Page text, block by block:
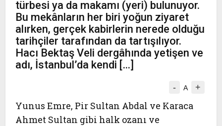
türbesi ya da makamı (yeri) bulunuyor.
Bu mekânların her biri yoğun ziyaret
alırken, gerçek kabirlerin nerede olduğu
tarihçiler tarafından da tartışılıyor.
Hacı Bektaş Veli dergâhında yetişen ve
adı, İstanbul’da kendi […]
- A +
Yunus Emre, Pir Sultan Abdal ve Karaca
Ahmet Sultan gibi halk ozanı ve